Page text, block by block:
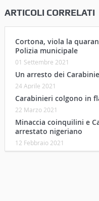
ARTICOLI CORRELATI
Cortona, viola la
Polizia municipale
01 Settembre 2021
Un arresto dei
24 Aprile 2021
Carabinieri colgono in
22 Marzo 2021
Minaccia coinquilini e
arrestato nigeriano
12 Febbraio 2021